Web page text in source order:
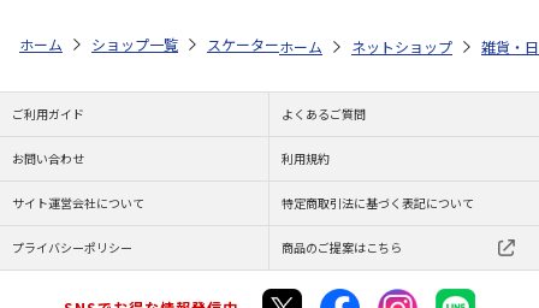
ホーム ショップ一覧 スケーター 抗菌音のならない箸・箸箱セット
ホーム ネットショップ 雑貨・
ご利用ガイド よくあるご質問
お問い合わせ 利用規約
サイト運営会社について 特定商取引法に基づく表記について
プライバシーポリシー 商品のご提案はこちら